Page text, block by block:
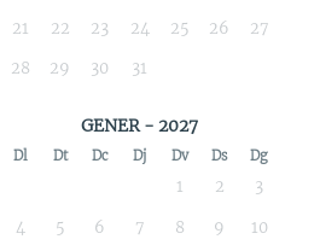
21
22 23 24 25 26
27
28
29 30 31
GENER - 2027
Dl Dt Dc Dj Dv Ds Dg
1 2
3
4
5 6 7 8 9
10